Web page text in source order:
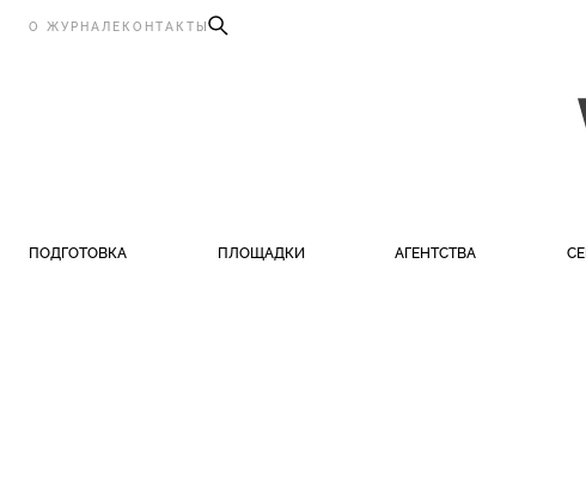
О ЖУРНАЛЕ КОНТАКТЫ
ПОДГОТОВКА ПЛОЩАДКИ АГЕНТСТВА